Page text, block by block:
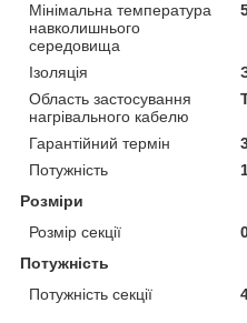
Мінімальна температура
навколишнього
середовища
Ізоляція
Область застосування
нагрівального кабелю
Гарантійний термін
Потужність
Розміри
Розмір секції
Потужність
Потужність секції